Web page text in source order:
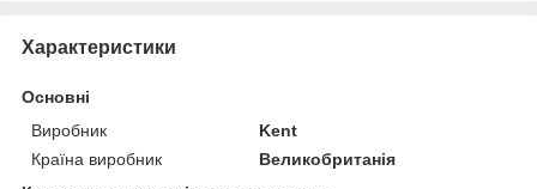
Характеристики
Основні
Виробник
Kent
Країна виробник
Великобританія